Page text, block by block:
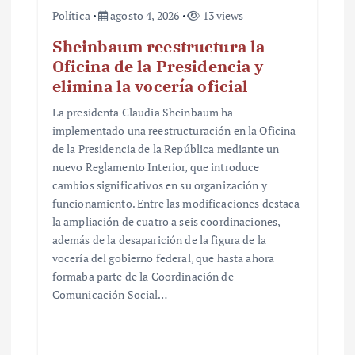
Política agosto 4, 2026 13 views
Sheinbaum reestructura la
Oficina de la Presidencia y
elimina la vocería oficial
La presidenta Claudia Sheinbaum ha
implementado una reestructuración en la Oficina
de la Presidencia de la República mediante un
nuevo Reglamento Interior, que introduce
cambios significativos en su organización y
funcionamiento. Entre las modificaciones destaca
la ampliación de cuatro a seis coordinaciones,
además de la desaparición de la figura de la
vocería del gobierno federal, que hasta ahora
formaba parte de la Coordinación de
Comunicación Social…